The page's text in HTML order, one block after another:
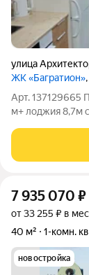
улица
ЖК «Багратион»
Арт. 137129665
м+ лоджия 8,7м
место, где вам будет
7 935 070 ₽
от 33 255 ₽ в
40 м²
1-комн.
новостройка